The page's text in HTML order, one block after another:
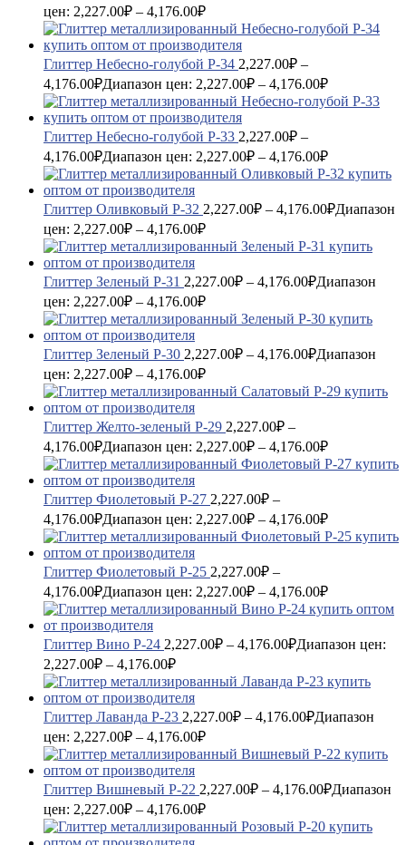
цен: 2,227.00₽ – 4,176.00₽
Глиттер Небесно-голубой P-34 2,227.00₽ –
4,176.00₽Диапазон цен: 2,227.00₽ – 4,176.00₽
Глиттер Небесно-голубой P-33 2,227.00₽ –
4,176.00₽Диапазон цен: 2,227.00₽ – 4,176.00₽
Глиттер Оливковый P-32 2,227.00₽ – 4,176.00₽Диапазон
цен: 2,227.00₽ – 4,176.00₽
Глиттер Зеленый P-31 2,227.00₽ – 4,176.00₽Диапазон
цен: 2,227.00₽ – 4,176.00₽
Глиттер Зеленый P-30 2,227.00₽ – 4,176.00₽Диапазон
цен: 2,227.00₽ – 4,176.00₽
Глиттер Желто-зеленый P-29 2,227.00₽ –
4,176.00₽Диапазон цен: 2,227.00₽ – 4,176.00₽
Глиттер Фиолетовый P-27 2,227.00₽ –
4,176.00₽Диапазон цен: 2,227.00₽ – 4,176.00₽
Глиттер Фиолетовый P-25 2,227.00₽ –
4,176.00₽Диапазон цен: 2,227.00₽ – 4,176.00₽
Глиттер Вино P-24 2,227.00₽ – 4,176.00₽Диапазон цен:
2,227.00₽ – 4,176.00₽
Глиттер Лаванда P-23 2,227.00₽ – 4,176.00₽Диапазон
цен: 2,227.00₽ – 4,176.00₽
Глиттер Вишневый P-22 2,227.00₽ – 4,176.00₽Диапазон
цен: 2,227.00₽ – 4,176.00₽